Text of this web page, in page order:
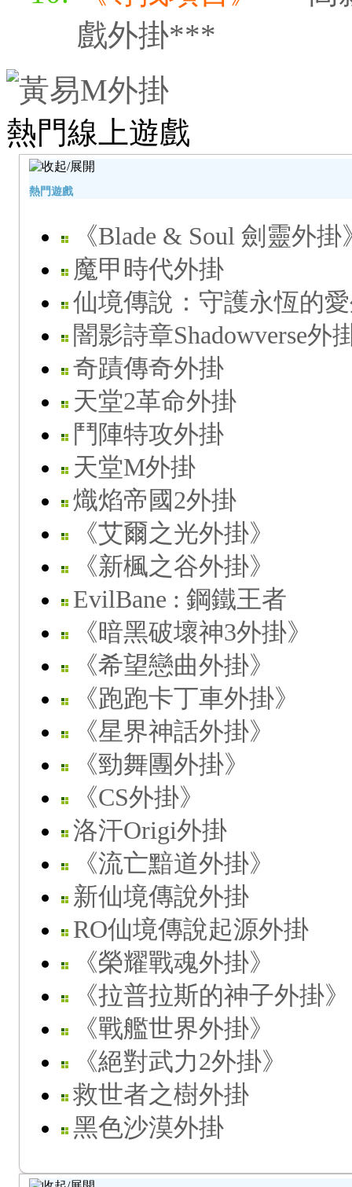
戲外掛***
熱門線上遊戲
熱門遊戲
《Blade & Soul 劍靈外掛
魔甲時代外掛
仙境傳說：守護永恆的
闇影詩章Shadowverse外
奇蹟傳奇外掛
天堂2革命外掛
鬥陣特攻外掛
天堂M外掛
熾焰帝國2外掛
《艾爾之光外掛》
《新楓之谷外掛》
EvilBane : 鋼鐵王者
《暗黑破壞神3外掛》
《希望戀曲外掛》
《跑跑卡丁車外掛》
《星界神話外掛》
《勁舞團外掛》
《CS外掛》
洛汗Origi外掛
《流亡黯道外掛》
新仙境傳說外掛
RO仙境傳說起源外掛
《榮耀戰魂外掛》
《拉普拉斯的神子外掛》
《戰艦世界外掛》
《絕對武力2外掛》
救世者之樹外掛
黑色沙漠外掛